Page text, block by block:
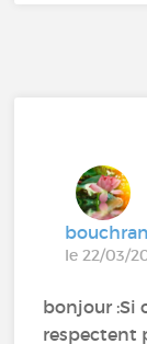
le 22/03/
bonjour :Si
respectent